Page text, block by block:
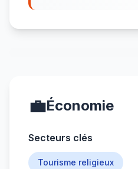
💼Économie
Secteurs clés
Tourisme religieux